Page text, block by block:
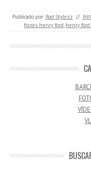
Publicado por: Rod Stylezz //
frases henry ford, henry